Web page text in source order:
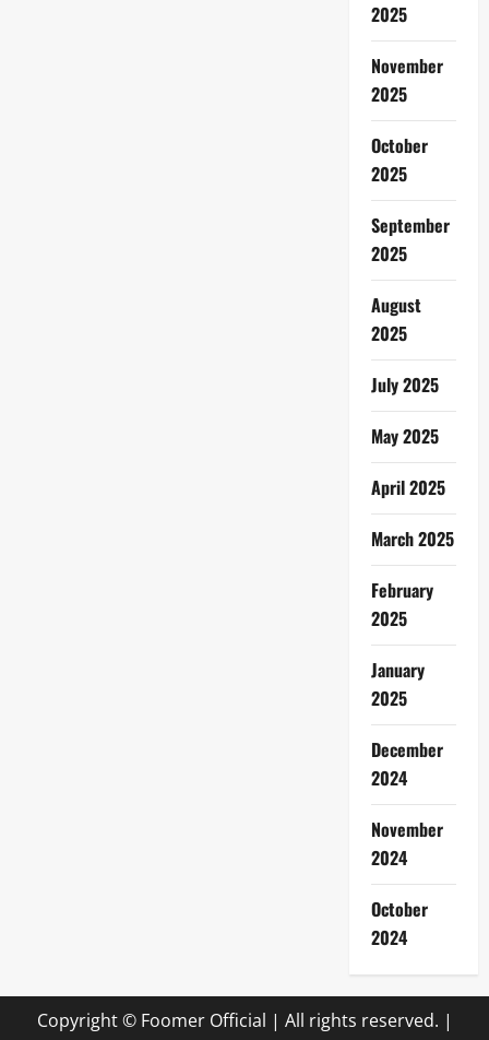
2025
November
2025
October
2025
September
2025
August
2025
July 2025
May 2025
April 2025
March 2025
February
2025
January
2025
December
2024
November
2024
October
2024
Copyright © Foomer Official | All rights reserved. |